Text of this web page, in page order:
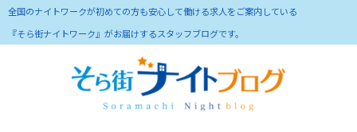
全国のナイトワークが初めての方も安心して働ける求人をご案内している
『そら街ナイトワーク』がお届けするスタッフブログです。